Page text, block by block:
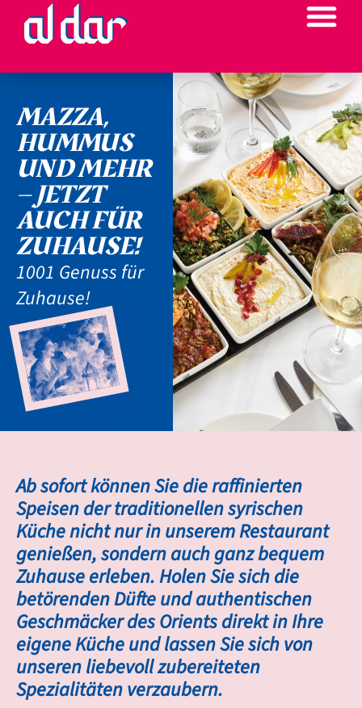
MAZZA,
HUMMUS
UND MEHR
– JETZT
AUCH FÜR
ZUHAUSE!
1001 Genuss für
Zuhause!
Ab sofort können Sie die raffinierten
Speisen der traditionellen syrischen
Küche nicht nur in unserem Restaurant
genießen, sondern auch ganz bequem
Zuhause erleben. Holen Sie sich die
betörenden Düfte und authentischen
Geschmäcker des Orients direkt in Ihre
eigene Küche und lassen Sie sich von
unseren liebevoll zubereiteten
Spezialitäten verzaubern.